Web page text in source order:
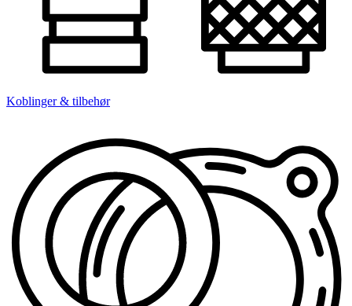
Koblinger & tilbehør